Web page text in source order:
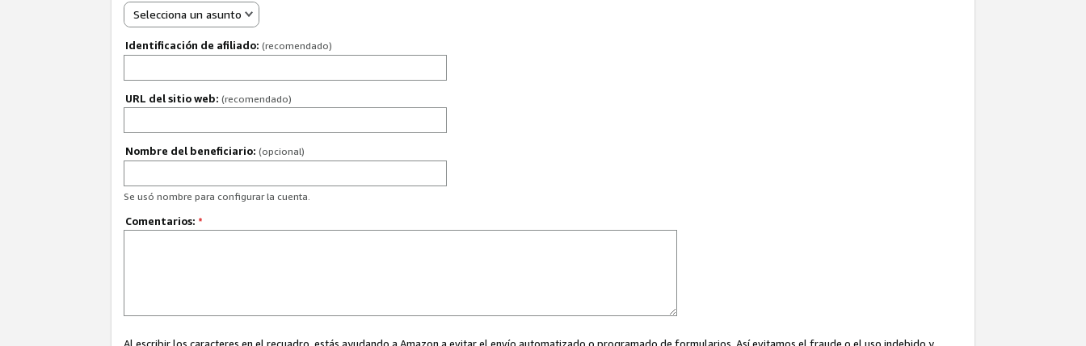
Selecciona un asunto
Identificación de afiliado: (recomendado)
URL del sitio web: (recomendado)
Nombre del beneficiario: (opcional)
Se usó nombre para configurar la cuenta.
Comentarios: *